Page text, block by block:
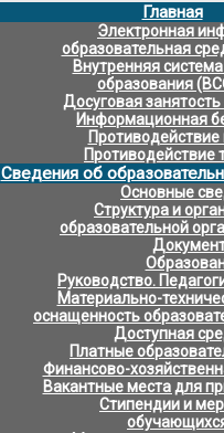
Главная
Электронная
образовательная
Внутренняя
образования
Досуговая
Информационная
Противодействие
Противодействие
Сведения об
Основные
Структура и
образовательной
Руководство.
Материально-
оснащенность
Доступная
Платные
Финансово-
Вакантные места для
Стипендии и